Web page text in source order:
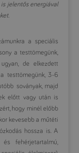
jelentős energiával
a speciális
a testtömegünk,
de elkezdett
testtömegünk, 3-6
soványak, majd
előtt vagy után is
hogy minél előbb
kevesebb a műtéti
hossza is. A
fehérjetartalmú,